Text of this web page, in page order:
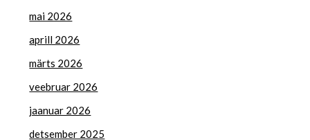
mai 2026
aprill 2026
märts 2026
veebruar 2026
jaanuar 2026
detsember 2025